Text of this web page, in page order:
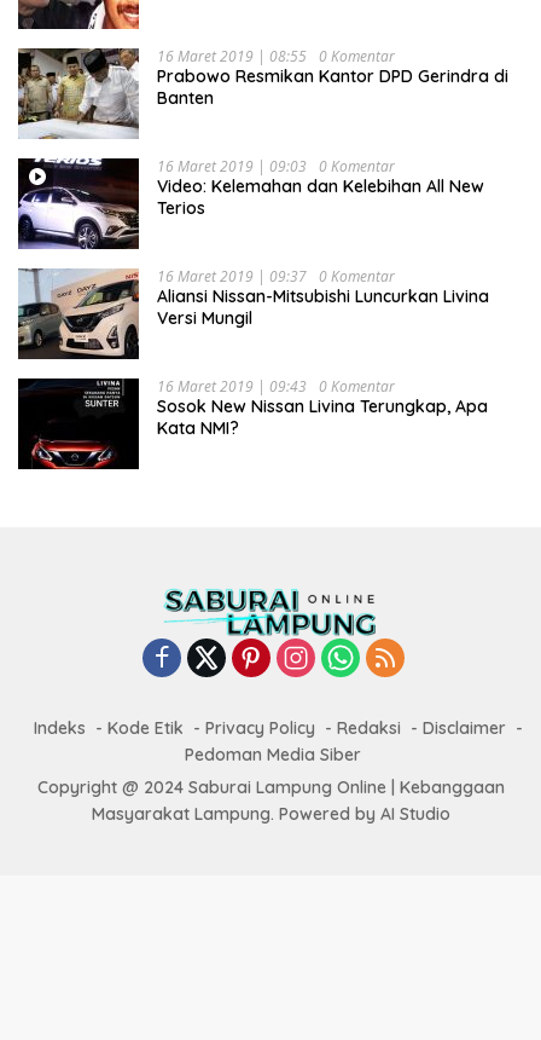
16 Maret 2019 | 08:55 0 Komentar
Prabowo Resmikan Kantor DPD Gerindra di
Banten
16 Maret 2019 | 09:03 0 Komentar
Video: Kelemahan dan Kelebihan All New
Terios
16 Maret 2019 | 09:37 0 Komentar
Aliansi Nissan-Mitsubishi Luncurkan Livina
Versi Mungil
16 Maret 2019 | 09:43 0 Komentar
Sosok New Nissan Livina Terungkap, Apa
Kata NMI?
Indeks Kode Etik Privacy Policy Redaksi
Disclaimer
Pedoman Media Siber
Copyright @ 2024 Saburai Lampung Online | Kebanggaan
Masyarakat Lampung. Powered by AI Studio